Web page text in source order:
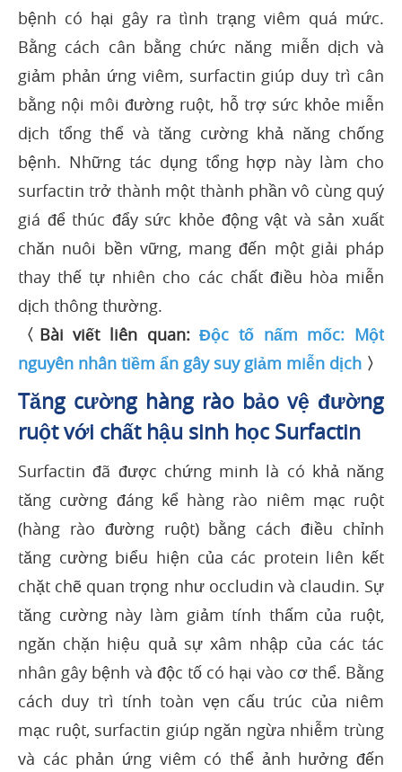
bệnh có hại gây ra tình trạng viêm quá mức.
Bằng cách cân bằng chức năng miễn dịch và
giảm phản ứng viêm, surfactin giúp duy trì cân
bằng nội môi đường ruột, hỗ trợ sức khỏe miễn
dịch tổng thể và tăng cường khả năng chống
bệnh. Những tác dụng tổng hợp này làm cho
surfactin trở thành một thành phần vô cùng quý
giá để thúc đẩy sức khỏe động vật và sản xuất
chăn nuôi bền vững, mang đến một giải pháp
thay thế tự nhiên cho các chất điều hòa miễn
dịch thông thường.
〈Bài viết liên quan:Độc tố nấm mốc: Một
nguyên nhân tiềm ẩn gây suy giảm miễn dịch 〉
Tăng cường hàng rào bảo vệ đường
ruột với chất hậu sinh học Surfactin
Surfactin đã được chứng minh là có khả năng
tăng cường đáng kể hàng rào niêm mạc ruột
(hàng rào đường ruột) bằng cách điều chỉnh
tăng cường biểu hiện của các protein liên kết
chặt chẽ quan trọng như occludin và claudin. Sự
tăng cường này làm giảm tính thấm của ruột,
ngăn chặn hiệu quả sự xâm nhập của các tác
nhân gây bệnh và độc tố có hại vào cơ thể. Bằng
cách duy trì tính toàn vẹn cấu trúc của niêm
mạc ruột, surfactin giúp ngăn ngừa nhiễm trùng
và các phản ứng viêm có thể ảnh hưởng đến